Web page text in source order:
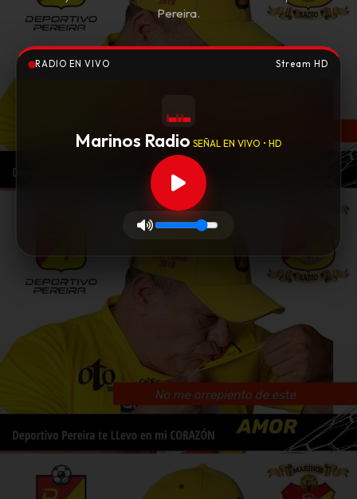
Pereira.
RADIO EN VIVO Stream HD
Marinos Radio SEÑAL EN VIVO • HD